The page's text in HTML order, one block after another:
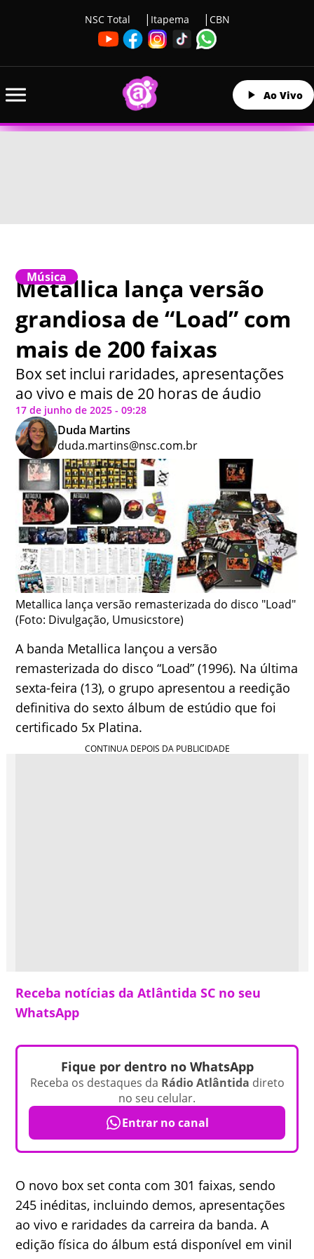
NSC Total Itapema CBN
Ao Vivo
Música
Metallica lança versão
grandiosa de “Load” com
mais de 200 faixas
Box set inclui raridades, apresentações
ao vivo e mais de 20 horas de áudio
17 de junho de 2025 - 09:28
Duda Martins
duda.martins@nsc.com.br
Metallica lança versão remasterizada do disco "Load"
(Foto: Divulgação, Umusicstore)
A banda Metallica lançou a versão
remasterizada do disco “Load” (1996). Na última
sexta-feira (13), o grupo apresentou a reedição
definitiva do sexto álbum de estúdio que foi
certificado 5x Platina.
Receba notícias da Atlântida SC no seu
WhatsApp
Fique por dentro no WhatsApp
Receba os destaques da Rádio Atlântida direto
no seu celular.
Entrar no canal
O novo box set conta com 301 faixas, sendo
245 inéditas, incluindo demos, apresentações
ao vivo e raridades da carreira da banda. A
edição física do álbum está disponível em vinil